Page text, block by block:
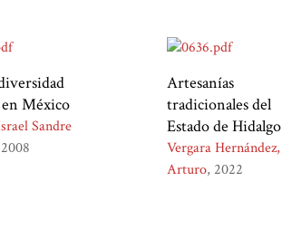
México
Sandre
2008
Artesanías
tradicionales del
Estado de Hidalgo
Vergara Hernández,
Arturo 2022